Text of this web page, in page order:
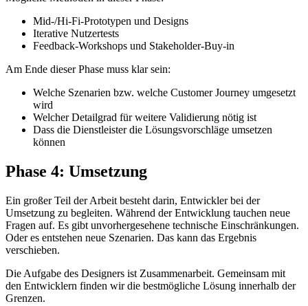
Mid-/Hi-Fi-Prototypen und Designs
Iterative Nutzertests
Feedback-Workshops und Stakeholder-Buy-in
Am Ende dieser Phase muss klar sein:
Welche Szenarien bzw. welche Customer Journey umgesetzt
wird
Welcher Detailgrad für weitere Validierung nötig ist
Dass die Dienstleister die Lösungsvorschläge umsetzen
können
Phase 4: Umsetzung
Ein großer Teil der Arbeit besteht darin, Entwickler bei der
Umsetzung zu begleiten. Während der Entwicklung tauchen neue
Fragen auf. Es gibt unvorhergesehene technische Einschränkungen.
Oder es entstehen neue Szenarien. Das kann das Ergebnis
verschieben.
Die Aufgabe des Designers ist Zusammenarbeit. Gemeinsam mit
den Entwicklern finden wir die bestmögliche Lösung innerhalb der
Grenzen.